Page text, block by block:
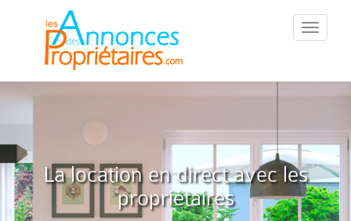
::Menu::
La location en direct avec les
propriétaires